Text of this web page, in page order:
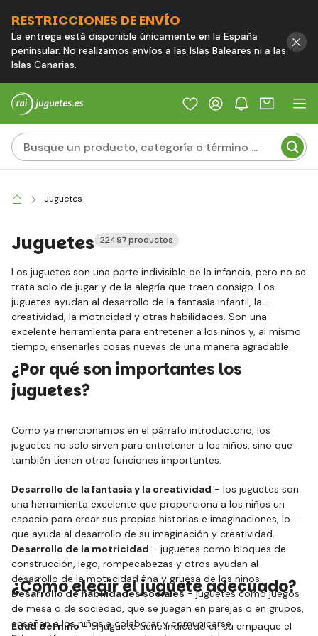
RESTRICCIONES DE ENVÍO
La entrega está disponible únicamente en la España
peninsular. No realizamos envíos a las Islas Baleares ni a las
Islas Canarias.
Juguetes
Juguetes 22497 productos
Los juguetes son una parte indivisible de la infancia, pero no se
trata solo de jugar y de la alegría que traen consigo. Los
juguetes ayudan al desarrollo de la fantasía infantil, la
creatividad, la motricidad y otras habilidades. Son una
excelente herramienta para entretener a los niños y, al mismo
tiempo, enseñarles cosas nuevas de una manera agradable.
¿Por qué son importantes los
juguetes?
Como ya mencionamos en el párrafo introductorio, los
juguetes no solo sirven para entretener a los niños, sino que
también tienen otras funciones importantes:
Desarrollo de la fantasía y la creatividad - los juguetes son
una herramienta excelente que proporciona a los niños un
espacio para crear sus propias historias e imaginaciones, lo
que ayuda al desarrollo de su imaginación y creatividad.
Desarrollo de la motricidad - juguetes como bloques de
construcción, lego, rompecabezas y otros ayudan al
desarrollo de la motricidad fina y gruesa de los niños.
Desarrollo de habilidades sociales- juguetes como juegos
de mesa o de sociedad, que se juegan en parejas o en grupos,
enseñan a los niños a colaborar y comunicarse.
¿Cómo elegir el juguete adecuado?
Edad del niño- el juguete tiene indicado en su empaque el